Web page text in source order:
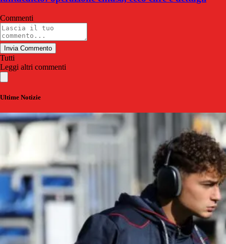
Commenti
Invia Commento
Tutti
Leggi altri commenti
Ultime Notizie